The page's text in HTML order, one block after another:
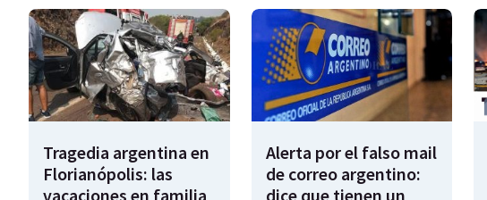
Tragedia argentina en
Florianópolis: las
vacaciones en familia
Alerta por el falso mail
de correo argentino:
dice que tienen un